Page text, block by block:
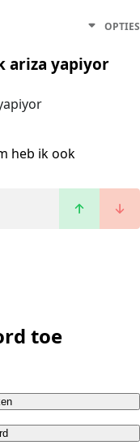
OPTIES
ariza yapiyor
heb ik ook
toe